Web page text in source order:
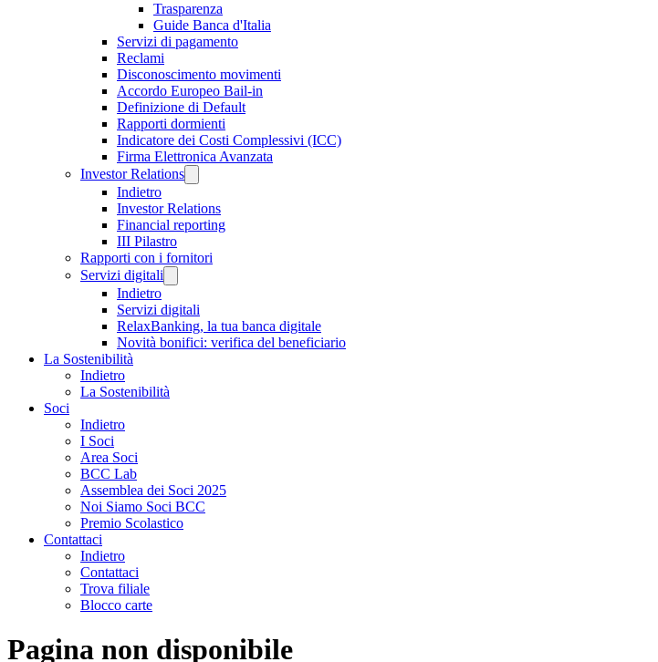
Trasparenza
Guide Banca d'Italia
Servizi di pagamento
Reclami
Disconoscimento movimenti
Accordo Europeo Bail-in
Definizione di Default
Rapporti dormienti
Indicatore dei Costi Complessivi (ICC)
Firma Elettronica Avanzata
Investor Relations
Indietro
Investor Relations
Financial reporting
III Pilastro
Rapporti con i fornitori
Servizi digitali
Indietro
Servizi digitali
RelaxBanking, la tua banca digitale
Novità bonifici: verifica del beneficiario
La Sostenibilità
Indietro
La Sostenibilità
Soci
Indietro
I Soci
Area Soci
BCC Lab
Assemblea dei Soci 2025
Noi Siamo Soci BCC
Premio Scolastico
Contattaci
Indietro
Contattaci
Trova filiale
Blocco carte
Pagina non disponibile